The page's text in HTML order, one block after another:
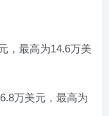
，最高为14.6万美
万美元，最高为